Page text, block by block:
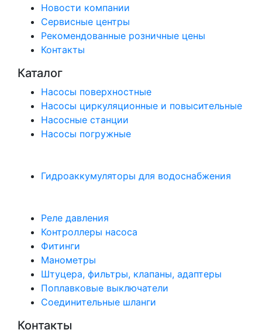
Новости компании
Сервисные центры
Рекомендованные розничные цены
Контакты
Каталог
Насосы поверхностные
Насосы циркуляционные и повысительные
Насосные станции
Насосы погружные
Гидроаккумуляторы для водоснабжения
Реле давления
Контроллеры насоса
Фитинги
Манометры
Штуцера, фильтры, клапаны, адаптеры
Поплавковые выключатели
Соединительные шланги
Контакты